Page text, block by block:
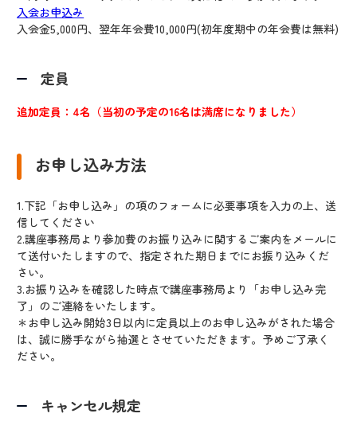
入会お申込み
入会金5,000円、翌年年会費10,000円(初年度期中の年会費は無料)
定員
追加定員：4名（当初の予定の16名は満席になりました）
お申し込み方法
1.下記「お申し込み」の項のフォームに必要事項を入力の上、送
信してください
2.講座事務局より参加費のお振り込みに関するご案内をメールに
て送付いたしますので、指定された期日までにお振り込みくだ
さい。
3.お振り込みを確認した時点で講座事務局より「お申し込み完
了」のご連絡をいたします。
＊お申し込み開始3日以内に定員以上のお申し込みがされた場合
は、誠に勝手ながら抽選とさせていただきます。予めご了承く
ださい。
キャンセル規定